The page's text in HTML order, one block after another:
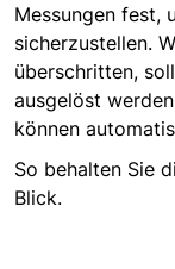
Messungen fest,
sicherzustellen.
überschritten,
ausgelöst
können
So behalten Sie
Blick.